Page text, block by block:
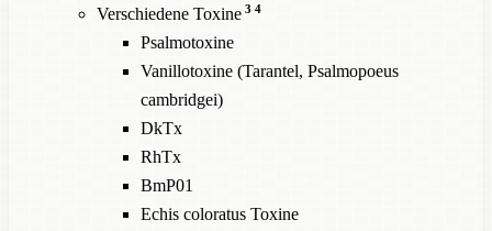
Verschiedene Toxine 3 4
Psalmotoxine
Vanillotoxine (Tarantel, Psalmopoeus
cambridgei)
DkTx
RhTx
BmP01
Echis coloratus Toxine